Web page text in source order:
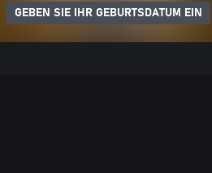
GEBEN SIE IHR GEBURTSDATUM EIN